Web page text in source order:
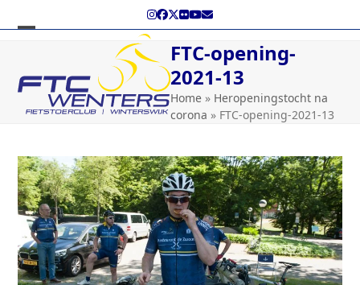
Instagram
Facebook
Twitter
Flickr
YouTube
E-
mail
mobile
menu
mobile
menu
FTC-opening-
2021-13
Home » Heropeningstocht na
corona » FTC-opening-2021-13